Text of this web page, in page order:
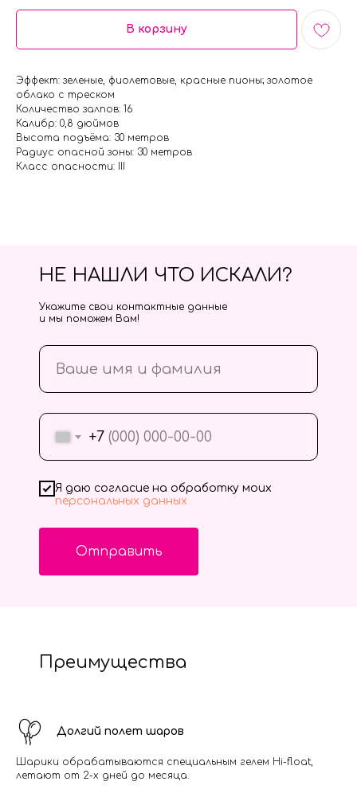
В корзину
Эффект: зеленые, фиолетовые, красные пионы; золотое
облако с треском
Количество залпов: 16
Калибр: 0,8 дюймов
Высота подъёма: 30 метров
Радиус опасной зоны: 30 метров
Класс опасности: III
+7
Я даю согласие на обработку моих
персональных данных
Отправить
НЕ НАШЛИ ЧТО ИСКАЛИ?
Укажите свои контактные данные
и мы поможем Вам!
Преимущества
Долгий полет шаров
Шарики обрабатываются специальным гелем Hi-float,
летают от 2-х дней до месяца.